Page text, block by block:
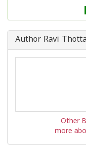
Author Ravi
Other
more